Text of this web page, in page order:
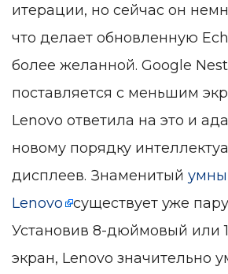
итерации, но сейчас он
что делает обновленную
более желанной. Google
поставляется с меньшим
Lenovo ответила на это и
новому порядку
дисплеев. Знаменитый
Lenovo
существует уже
Установив 8-дюймовый или
экран, Lenovo значительно